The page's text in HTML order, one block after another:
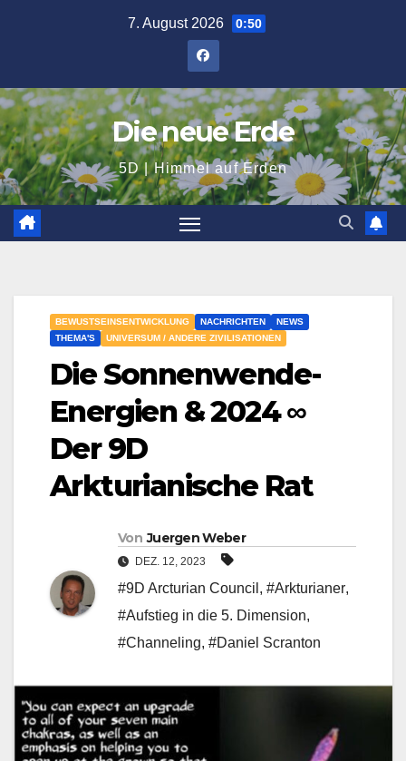
7. August 2026 0:50
Die neue Erde
5D | Himmel auf Erden
BEWUSTSEINSENTWICKLUNG NACHRICHTEN
NEWS
THEMA'S
UNIVERSUM / ANDERE ZIVILISATIONEN
Die Sonnenwende-
Energien & 2024 ∞
Der 9D
Arkturianische Rat
Von Juergen Weber
DEZ. 12, 2023
#9D Arcturian Council , #Arkturianer,
#Aufstieg in die 5. Dimension,
#Channeling, #Daniel Scranton